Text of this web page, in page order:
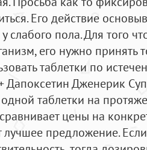
Его действие
слабого пола. Для того
его нужно принять
таблетки по
Дапоксетин Дженерик
таблетки на
цены на
предложение.